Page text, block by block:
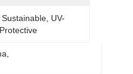
UV-